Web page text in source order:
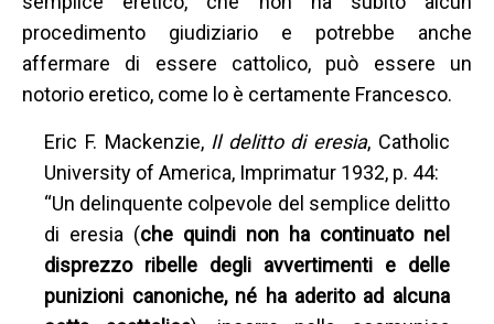
procedimento giudiziario e potrebbe anche
affermare di essere cattolico, può essere un
notorio eretico, come lo è certamente Francesco.
Eric F. Mackenzie, Il delitto di eresia, Catholic
University of America, Imprimatur 1932, p. 44:
“Un delinquente colpevole del semplice delitto
di eresia (che quindi non ha continuato nel
disprezzo ribelle degli avvertimenti e delle
punizioni canoniche, né ha aderito ad alcuna